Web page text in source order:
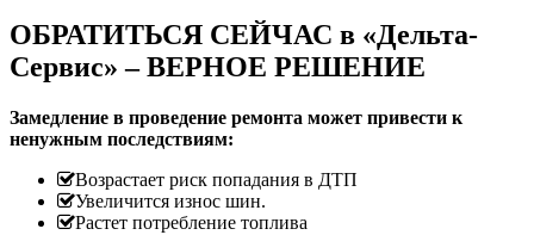
ОБРАТИТЬСЯ СЕЙЧАС в «Дельта-
Сервис» – ВЕРНОЕ РЕШЕНИЕ
Замедление в проведение ремонта может привести к
ненужным последствиям:
Возрастает риск попадания в ДТП
Увеличится износ шин.
Растет потребление топлива